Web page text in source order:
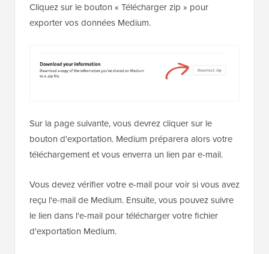
Cliquez sur le bouton « Télécharger zip » pour
exporter vos données Medium.
Sur la page suivante, vous devrez cliquer sur le
bouton d'exportation. Medium préparera alors votre
téléchargement et vous enverra un lien par e-mail.
Vous devez vérifier votre e-mail pour voir si vous avez
reçu l'e-mail de Medium. Ensuite, vous pouvez suivre
le lien dans l'e-mail pour télécharger votre fichier
d'exportation Medium.